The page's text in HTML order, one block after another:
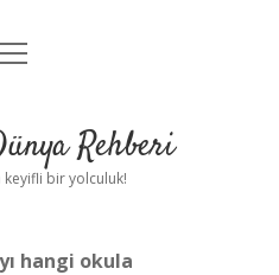
Uyarı
menüyü
Rehberi
bir yolculuk!
hangi okula